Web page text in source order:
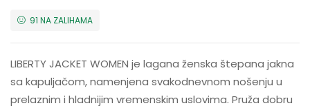
91 NA ZALIHAMA
LIBERTY JACKET WOMEN je lagana ženska štepana jakna
sa kapuljačom, namenjena svakodnevnom nošenju u
prelaznim i hladnijim vremenskim uslovima. Pruža dobru